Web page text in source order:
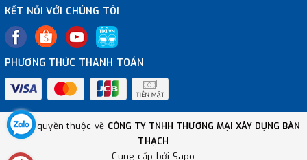
KẾT NỐI VỚI CHÚNG TÔI
PHƯƠNG THỨC THANH TOÁN
© Bản quyền thuộc về CÔNG TY TNHH THƯƠNG MẠI XÂY DỰNG BÀN
THẠCH
Cung cấp bởi Sapo